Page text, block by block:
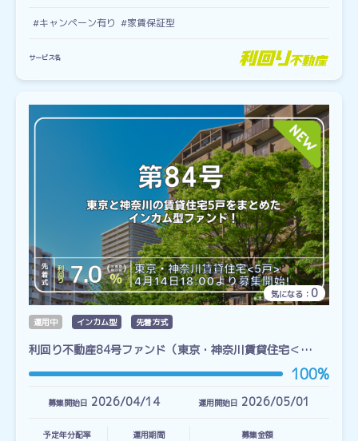
#キャンペーン有り #家賃保証型
サービス名
気になる： 0
運用中 インカム型 先着方式
利回り不動産84号ファンド（東京・神奈川賃貸住宅＜…
100%
募集開始日 2026/04/14 運用開始日 2026/05/01
予定年分配率 運用期間 募集金額